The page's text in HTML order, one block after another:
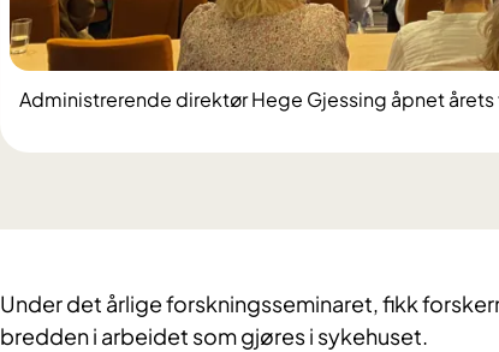
Administrerende direktør Hege Gjessing åpnet årets
Under det årlige forskningsseminaret, fikk
bredden i arbeidet som gjøres i sykehuset.